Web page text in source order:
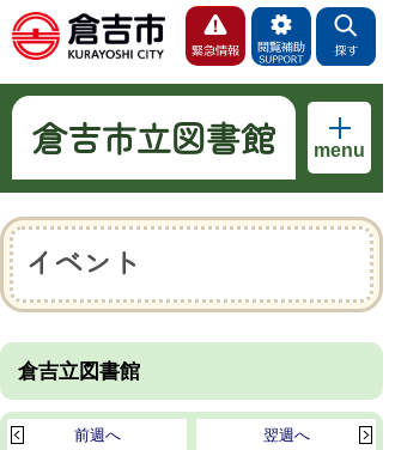
倉吉市立図書館 menu
イベント
倉吉立図書館
翌週へ
前週へ